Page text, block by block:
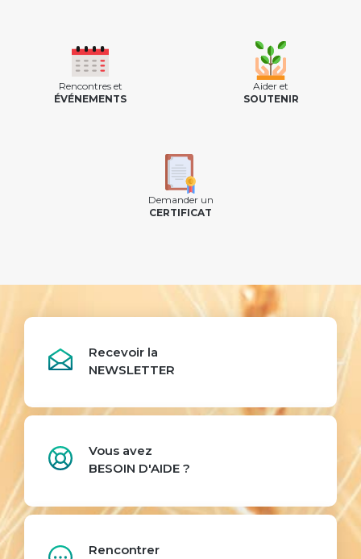
Rencontres et
ÉVÉNEMENTS
Aider et
SOUTENIR
Demander un
CERTIFICAT
Recevoir la
NEWSLETTER
Vous avez
BESOIN D'AIDE ?
Rencontrer